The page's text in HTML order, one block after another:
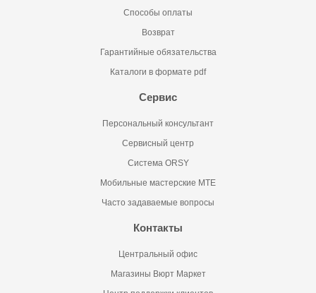
Способы оплаты
Возврат
Гарантийные обязательства
Каталоги в формате pdf
Сервис
Персональный консультант
Сервисный центр
Система ORSY
Мобильные мастерские MTE
Часто задаваемые вопросы
Контакты
Центральный офис
Магазины Вюрт Маркет